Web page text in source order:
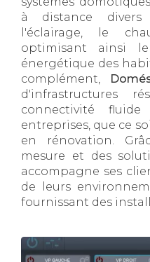
à distance
l'éclairage, le
optimisant ainsi
énergétique des
complément,
d'infrastructures
connectivité
entreprises, que ce
en rénovation.
mesure et des
accompagne ses
de leurs
fournissant des